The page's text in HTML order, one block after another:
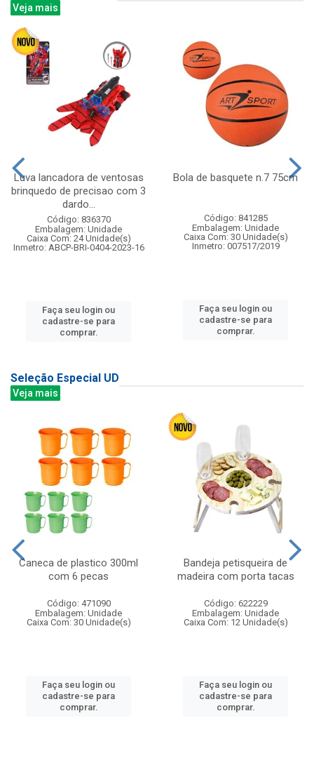
Veja mais
Luva lancadora de ventosas
brinquedo de precisao com 3
dardo...
Código: 836370
Embalagem: Unidade
Caixa Com: 24 Unidade(s)
Inmetro: ABCP-BRI-0404-2023-16
Faça seu login ou
cadastre-se para
comprar.
Bola de basquete n.7 75cm
Código: 841285
Embalagem: Unidade
Caixa Com: 30 Unidade(s)
Inmetro: 007517/2019
Faça seu login ou
cadastre-se para
comprar.
Seleção Especial UD
Veja mais
Caneca de plastico 300ml
com 6 pecas
Código: 471090
Embalagem: Unidade
Caixa Com: 30 Unidade(s)
Faça seu login ou
cadastre-se para
comprar.
Bandeja petisqueira de
madeira com porta tacas
Código: 622229
Embalagem: Unidade
Caixa Com: 12 Unidade(s)
Faça seu login ou
cadastre-se para
comprar.